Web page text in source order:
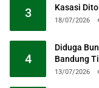
3 Kasasi
18/07/2026
4
Diduga
Bandung
13/07/2026